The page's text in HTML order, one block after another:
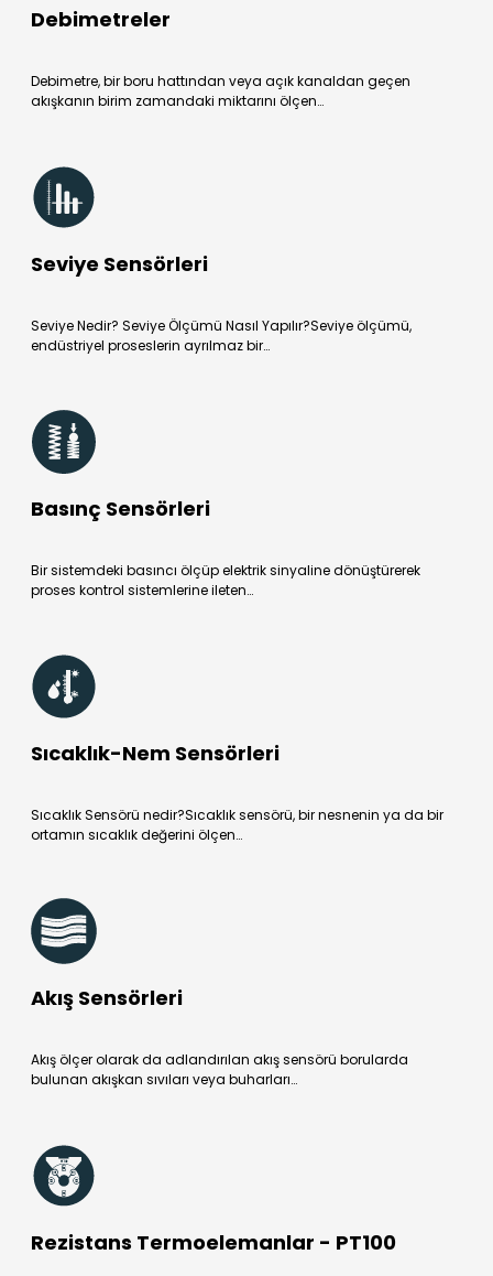
Debimetreler
Debimetre, bir boru hattından veya açık kanaldan geçen
akışkanın birim zamandaki miktarını ölçen…
Seviye Sensörleri
Seviye Nedir? Seviye Ölçümü Nasıl Yapılır?Seviye ölçümü,
endüstriyel proseslerin ayrılmaz bir…
Basınç Sensörleri
Bir sistemdeki basıncı ölçüp elektrik sinyaline dönüştürerek
proses kontrol sistemlerine ileten…
Sıcaklık-Nem Sensörleri
Sıcaklık Sensörü nedir?Sıcaklık sensörü, bir nesnenin ya da bir
ortamın sıcaklık değerini ölçen…
Akış Sensörleri
Akış ölçer olarak da adlandırılan akış sensörü borularda
bulunan akışkan sıvıları veya buharları…
Rezistans Termoelemanlar - PT100